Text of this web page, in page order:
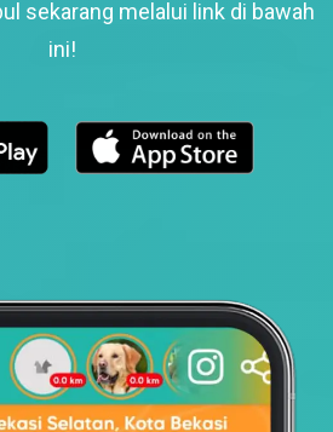
sekarang melalui link di bawah
ini!